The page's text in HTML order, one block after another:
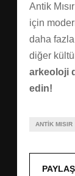
Antik
için
daha
diğer
arkeoloji
edin!
ANTIK MISIR
PAYLAŞ